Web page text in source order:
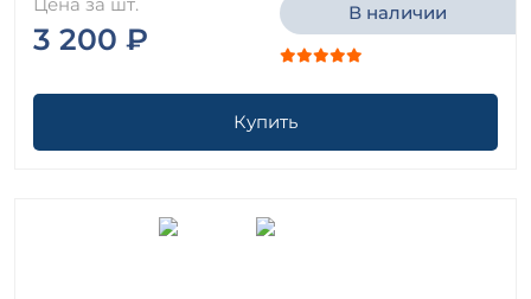
3 200 ₽
В наличии
Купить